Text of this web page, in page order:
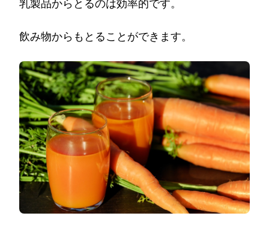
乳製品からとるのは効率的です。
飲み物からもとることができます。